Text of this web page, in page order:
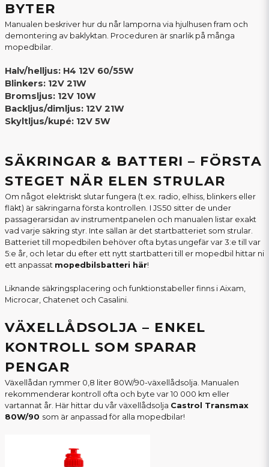
BYTER
Manualen beskriver hur du når lamporna via hjulhusen fram och
demontering av baklyktan. Proceduren är snarlik på många
mopedbilar.
Halv/helljus: H4 12V 60/55W
Blinkers: 12V 21W
Bromsljus: 12V 10W
Backljus/dimljus: 12V 21W
Skyltljus/kupé: 12V 5W
SÄKRINGAR & BATTERI – FÖRSTA
STEGET NÄR ELEN STRULAR
Om något elektriskt slutar fungera (t.ex. radio, elhiss, blinkers eller
fläkt) är säkringarna första kontrollen. I JS50 sitter de under
passagerarsidan av instrumentpanelen och manualen listar exakt
vad varje säkring styr. Inte sällan är det startbatteriet som strular.
Batteriet till mopedbilen behöver ofta bytas ungefär var 3:e till var
5:e år, och letar du efter ett nytt startbatteri till er mopedbil hittar ni
ett anpassat mopedbilsbatteri här!
Liknande säkringsplacering och funktionstabeller finns i Aixam,
Microcar, Chatenet och Casalini.
VÄXELLÅDSOLJA – ENKEL
KONTROLL SOM SPARAR
PENGAR
Växellådan rymmer 0,8 liter 80W/90-växellådsolja. Manualen
rekommenderar kontroll ofta och byte var 10 000 km eller
vartannat år. Här hittar du vår växellådsolja Castrol Transmax
80W/90 som är anpassad för alla mopedbilar!